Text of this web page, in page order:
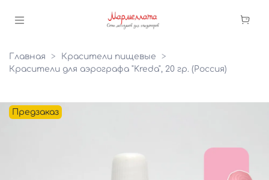
Главная
Красители пищевые
Красители для аэрографа "Kreda", 20 гр. (Россия)
Предзаказ